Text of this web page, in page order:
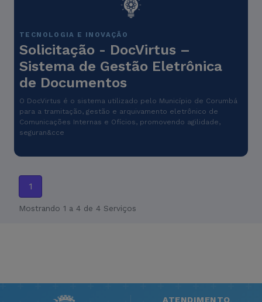
TECNOLOGIA E INOVAÇÃO
Solicitação - DocVirtus –
Sistema de Gestão Eletrônica
de Documentos
O DocVirtus é o sistema utilizado pelo Município de Corumbá
para a tramitação, gestão e arquivamento eletrônico de
Comunicações Internas e Ofícios, promovendo agilidade,
seguran&cce
1
Mostrando 1 a 4 de 4 Serviços
ATENDIMENTO